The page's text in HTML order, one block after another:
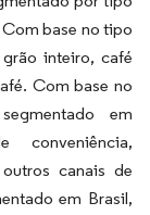
base no tipo
inteiro, café
Com base no
em
conveniência,
canais de
em Brasil,